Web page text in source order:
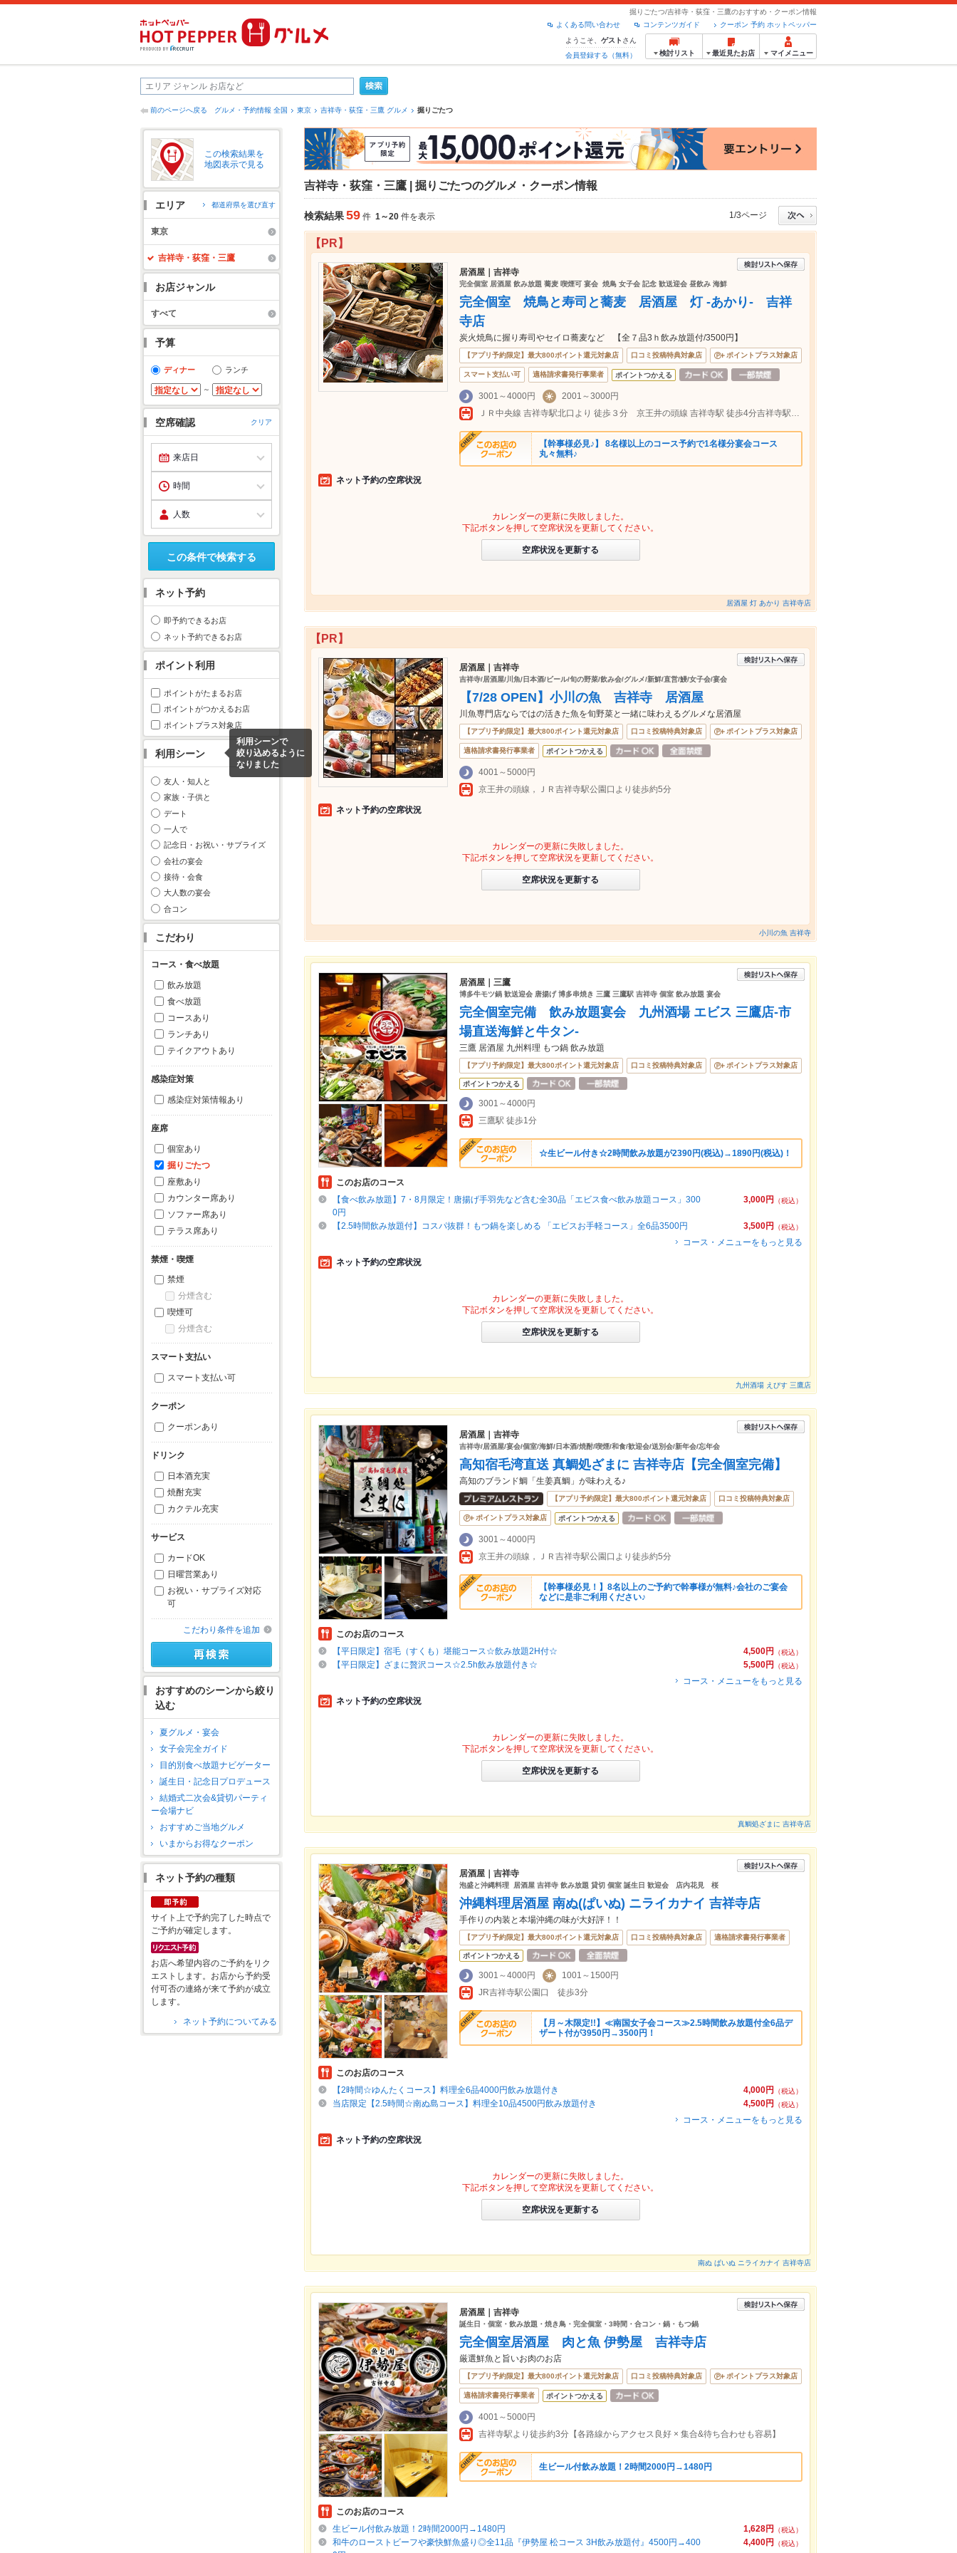
掘りごたつ/吉祥寺・荻窪・三鷹のおすすめ・クーポン情報
クーポン 予約 ホットペッパー
コンテンツガイド
よくある問い合わせ
ようこそ、 ゲスト さん
会員登録する（無料）
検討リスト 最近見たお店 マイメニュー
前のページへ戻る グルメ・予約情報 全国 東京 吉祥寺・荻窪・三鷹 グルメ 掘りごたつ
この検索結果を
地図表示で見る
エリア 都道府県を選び直す
東京
吉祥寺・荻窪・三鷹
お店ジャンル
すべて
予算
ディナー ランチ
～
空席確認 クリア
この条件で検索する
ネット予約
即予約できるお店
ネット予約できるお店
ポイント利用
ポイントがたまるお店
ポイントがつかえるお店
ポイントプラス対象店
利用シーン
利用シーンで
絞り込めるように
なりました
友人・知人と
家族・子供と
デート
一人で
記念日・お祝い・サプライズ
会社の宴会
接待・会食
大人数の宴会
合コン
こだわり
コース・食べ放題
飲み放題
食べ放題
コースあり
ランチあり
テイクアウトあり
感染症対策
感染症対策情報あり
座席
個室あり
掘りごたつ
座敷あり
カウンター席あり
ソファー席あり
テラス席あり
禁煙・喫煙
禁煙
分煙含む
喫煙可
分煙含む
スマート支払い
スマート支払い可
クーポン
クーポンあり
ドリンク
日本酒充実
焼酎充実
カクテル充実
サービス
カードOK
日曜営業あり
お祝い・サプライズ対応
可
こだわり条件を追加
おすすめのシーンから絞り
込む
夏グルメ・宴会
女子会完全ガイド
目的別食べ放題ナビゲーター
誕生日・記念日プロデュース
結婚式二次会&貸切パーティ
ー会場ナビ
おすすめご当地グルメ
いまからお得なクーポン
ネット予約の種類
サイト上で予約完了した時点で
ご予約が確定します。
お店へ希望内容のご予約をリク
エストします。お店から予約受
付可否の連絡が来て予約が成立
します。
ネット予約についてみる
吉祥寺・荻窪・三鷹 | 掘りごたつのグルメ・クーポン情報
検索結果59 件 1～20 件を表示 1/3ページ
【PR】
居酒屋｜吉祥寺
完全個室 居酒屋 飲み放題 蕎麦 喫煙可 宴会 焼鳥 女子会 記念 歓送迎会 昼飲み 海鮮
完全個室 焼鳥と寿司と蕎麦 居酒屋 灯 -あかり- 吉祥
寺店
炭火焼鳥に握り寿司やセイロ蕎麦など 【全７品3ｈ飲み放題付/3500円】
【アプリ予約限定】最大800ポイント還元対象店 口コミ投稿特典対象店 ポイントプラス対象店
スマート支払い可 適格請求書発行事業者 ポイントつかえる
3001～4000円
2001～3000円
ＪＲ中央線 吉祥寺駅北口より 徒歩３分 京王井の頭線 吉祥寺駅 徒歩4分吉祥寺駅から209m
【幹事様必見♪】 8名様以上のコース予約で1名様分宴会コース
丸々無料♪
ネット予約の空席状況
カレンダーの更新に失敗しました。
下記ボタンを押して空席状況を更新してください。
空席状況を更新する
居酒屋 灯 あかり 吉祥寺店
【PR】
居酒屋｜吉祥寺
吉祥寺/居酒屋/川魚/日本酒/ビール/旬の野菜/飲み会/グルメ/新鮮/直営/鰻/女子会/宴会
【7/28 OPEN】小川の魚 吉祥寺 居酒屋
川魚専門店ならではの活きた魚を旬野菜と一緒に味わえるグルメな居酒屋
【アプリ予約限定】最大800ポイント還元対象店 口コミ投稿特典対象店 ポイントプラス対象店
適格請求書発行事業者 ポイントつかえる
4001～5000円
京王井の頭線，ＪＲ吉祥寺駅公園口より徒歩約5分
ネット予約の空席状況
カレンダーの更新に失敗しました。
下記ボタンを押して空席状況を更新してください。
空席状況を更新する
小川の魚 吉祥寺
居酒屋｜三鷹
博多牛モツ鍋 歓送迎会 唐揚げ 博多串焼き 三鷹 三鷹駅 吉祥寺 個室 飲み放題 宴会
完全個室完備 飲み放題宴会 九州酒場 エビス 三鷹店-市
場直送海鮮と牛タン-
三鷹 居酒屋 九州料理 もつ鍋 飲み放題
【アプリ予約限定】最大800ポイント還元対象店 口コミ投稿特典対象店 ポイントプラス対象店
ポイントつかえる
3001～4000円
三鷹駅 徒歩1分
☆生ビール付き☆2時間飲み放題が2390円(税込)→1890円(税込)！
このお店のコース
3,000円
（税込）
【食べ飲み放題】7・8月限定！唐揚げ手羽先など含む全30品「エビス食べ飲み放題コース」300
0円
3,500円
（税込）
【2.5時間飲み放題付】コスパ抜群！もつ鍋を楽しめる 「エビスお手軽コース」全6品3500円
コース・メニューをもっと見る
ネット予約の空席状況
カレンダーの更新に失敗しました。
下記ボタンを押して空席状況を更新してください。
空席状況を更新する
九州酒場 えびす 三鷹店
居酒屋｜吉祥寺
吉祥寺/居酒屋/宴会/個室/海鮮/日本酒/焼酎/喫煙/和食/歓迎会/送別会/新年会/忘年会
高知宿毛湾直送 真鯛処ざまに 吉祥寺店【完全個室完備】
高知のブランド鯛「生姜真鯛」が味わえる♪
【アプリ予約限定】最大800ポイント還元対象店 口コミ投稿特典対象店
ポイントプラス対象店 ポイントつかえる
3001～4000円
京王井の頭線，ＪＲ吉祥寺駅公園口より徒歩約5分
【幹事様必見！】8名以上のご予約で幹事様が無料♪会社のご宴会
などに是非ご利用ください♪
このお店のコース
4,500円
（税込）
【平日限定】宿毛（すくも）堪能コース☆飲み放題2H付☆
5,500円
（税込）
【平日限定】ざまに贅沢コース☆2.5h飲み放題付き☆
コース・メニューをもっと見る
ネット予約の空席状況
カレンダーの更新に失敗しました。
下記ボタンを押して空席状況を更新してください。
空席状況を更新する
真鯛処ざまに 吉祥寺店
居酒屋｜吉祥寺
泡盛と沖縄料理 居酒屋 吉祥寺 飲み放題 貸切 個室 誕生日 歓迎会 店内花見 桜
沖縄料理居酒屋 南ぬ(ぱいぬ) ニライカナイ 吉祥寺店
手作りの内装と本場沖縄の味が大好評！！
【アプリ予約限定】最大800ポイント還元対象店 口コミ投稿特典対象店 適格請求書発行事業者
ポイントつかえる
3001～4000円
1001～1500円
JR吉祥寺駅公園口 徒歩3分
【月～木限定!!】≪南国女子会コース≫2.5時間飲み放題付全6品デ
ザート付が3950円→3500円！
このお店のコース
4,000円
（税込）
【2時間☆ゆんたくコース】料理全6品4000円飲み放題付き
4,500円
（税込）
当店限定【2.5時間☆南ぬ島コース】料理全10品4500円飲み放題付き
コース・メニューをもっと見る
ネット予約の空席状況
カレンダーの更新に失敗しました。
下記ボタンを押して空席状況を更新してください。
空席状況を更新する
南ぬ ぱいぬ ニライカナイ 吉祥寺店
居酒屋｜吉祥寺
誕生日・個室・飲み放題・焼き鳥・完全個室・3時間・合コン・鍋・もつ鍋
完全個室居酒屋 肉と魚 伊勢屋 吉祥寺店
厳選鮮魚と旨いお肉のお店
【アプリ予約限定】最大800ポイント還元対象店 口コミ投稿特典対象店 ポイントプラス対象店
適格請求書発行事業者 ポイントつかえる
4001～5000円
吉祥寺駅より徒歩約3分【各路線からアクセス良好 × 集合&待ち合わせも容易】
生ビール付飲み放題！2時間2000円→1480円
このお店のコース
1,628円
（税込）
生ビール付飲み放題！2時間2000円→1480円
4,400円
（税込）
和牛のローストビーフや豪快鮮魚盛り◎全11品『伊勢屋 松コース 3H飲み放題付』4500円→400